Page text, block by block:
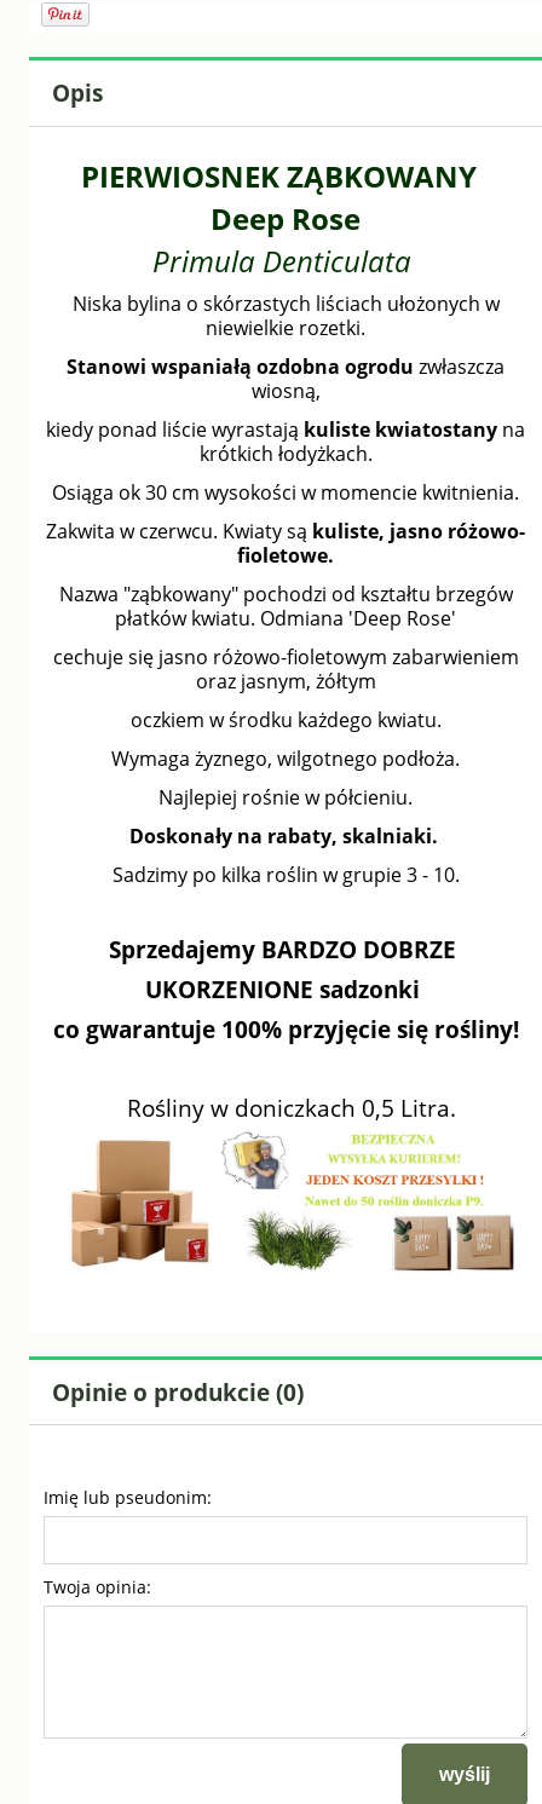
Opis
PIERWIOSNEK ZĄBKOWANY
Deep Rose
Primula Denticulata
Niska bylina o skórzastych liściach ułożonych w
niewielkie rozetki.
Stanowi wspaniałą ozdobna ogrodu zwłaszcza
wiosną,
kiedy ponad liście wyrastają kuliste kwiatostany na
krótkich łodyżkach.
Osiąga ok 30 cm wysokości w momencie kwitnienia.
Zakwita w czerwcu. Kwiaty są kuliste, jasno różowo-
fioletowe.
Nazwa "ząbkowany" pochodzi od kształtu brzegów
płatków kwiatu. Odmiana 'Deep Rose'
cechuje się jasno różowo-fioletowym zabarwieniem
oraz jasnym, żółtym
oczkiem w środku każdego kwiatu.
Wymaga żyznego, wilgotnego podłoża.
Najlepiej rośnie w półcieniu.
Doskonały na rabaty, skalniaki.
Sadzimy po kilka roślin w grupie 3 - 10.
Sprzedajemy BARDZO DOBRZE
UKORZENIONE sadzonki
co gwarantuje 100% przyjęcie się rośliny!
Rośliny w doniczkach 0,5 Litra.
Opinie o produkcie (0)
Imię lub pseudonim:
Twoja opinia:
wyślij